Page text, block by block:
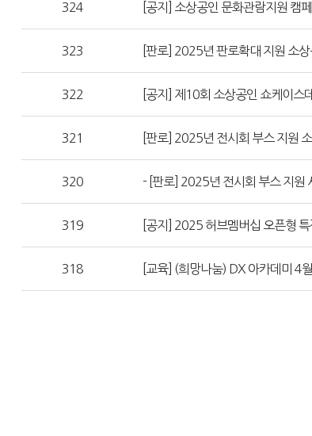
324 [공지] 소상공인 문화관람지원 캠
323 [판로] 2025년 판로확대 지원 소
322 [공지] 제10회 소상공인 쇼케이
321 [판로] 2025년 전시회 부스 지원
320 - [판로] 2025년 전시회 부스 지원
319 [공지] 2025 허브멤버십 오픈형
318 [교육] (희망나눔) DX 아카데미 4